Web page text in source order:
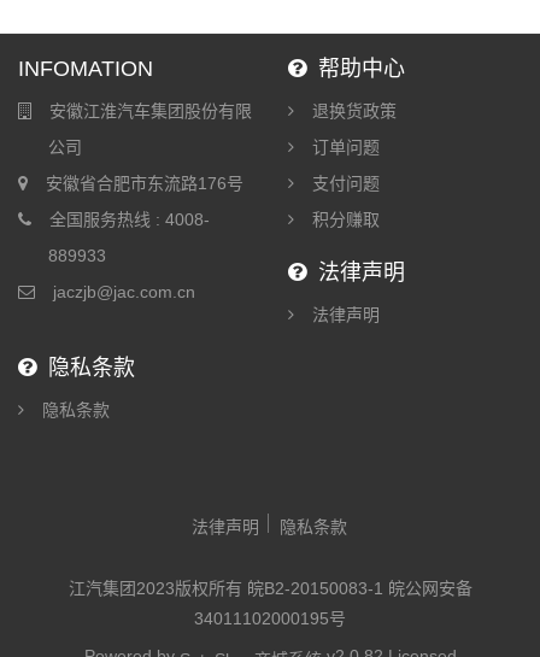
INFOMATION
安徽江淮汽车集团股份有限
公司
安徽省合肥市东流路176号
全国服务热线 : 4008-
889933
jaczjb@jac.com.cn
帮助中心
退换货政策
订单问题
支付问题
积分赚取
法律声明
法律声明
隐私条款
隐私条款
法律声明 隐私条款
江汽集团2023版权所有 皖B2-20150083-1 皖公网安备
34011102000195号